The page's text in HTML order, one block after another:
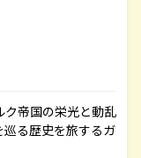
ク帝国の栄光と動乱
る歴史を旅するガ